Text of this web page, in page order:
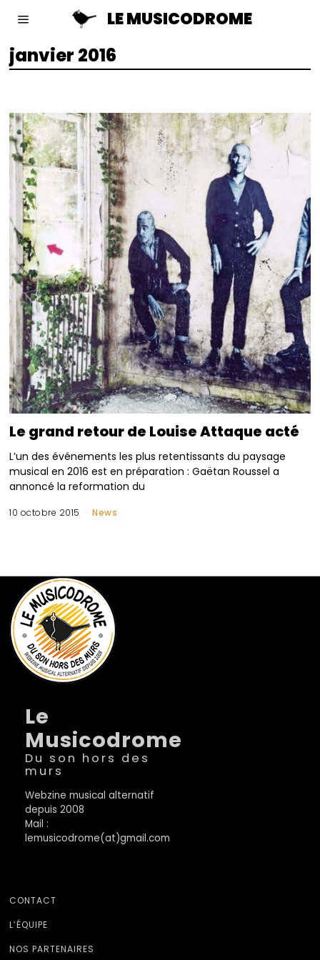
LE MUSICODROME
janvier 2016
Le grand retour de Louise Attaque acté
L’un des événements les plus retentissants du paysage
musical en 2016 est en préparation : Gaëtan Roussel a
annoncé la reformation du
10 octobre 2015 News
Le
Musicodrome
Du son hors des
murs
Webzine musical alternatif
depuis 2008
Mail :
lemusicodrome(at)gmail.com
CONTACT
L’ÉQUIPE
NOS PARTENAIRES